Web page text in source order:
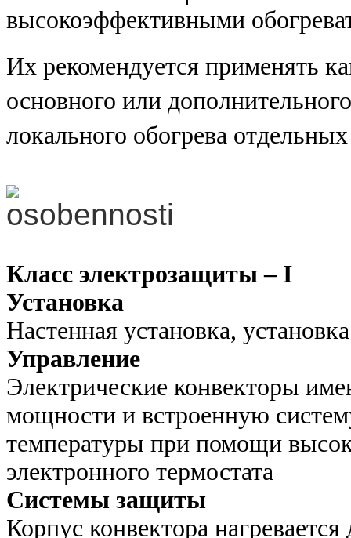
высокоэффективными
Их рекомендуется применять
основного или
локального обогрева
Класс электрозащиты – I
Установка
Настенная установка,
Управление
Электрические конвекторы
мощности и встроенную
температуры при помощи
электронного термостата
Системы защиты
Корпус конвектора